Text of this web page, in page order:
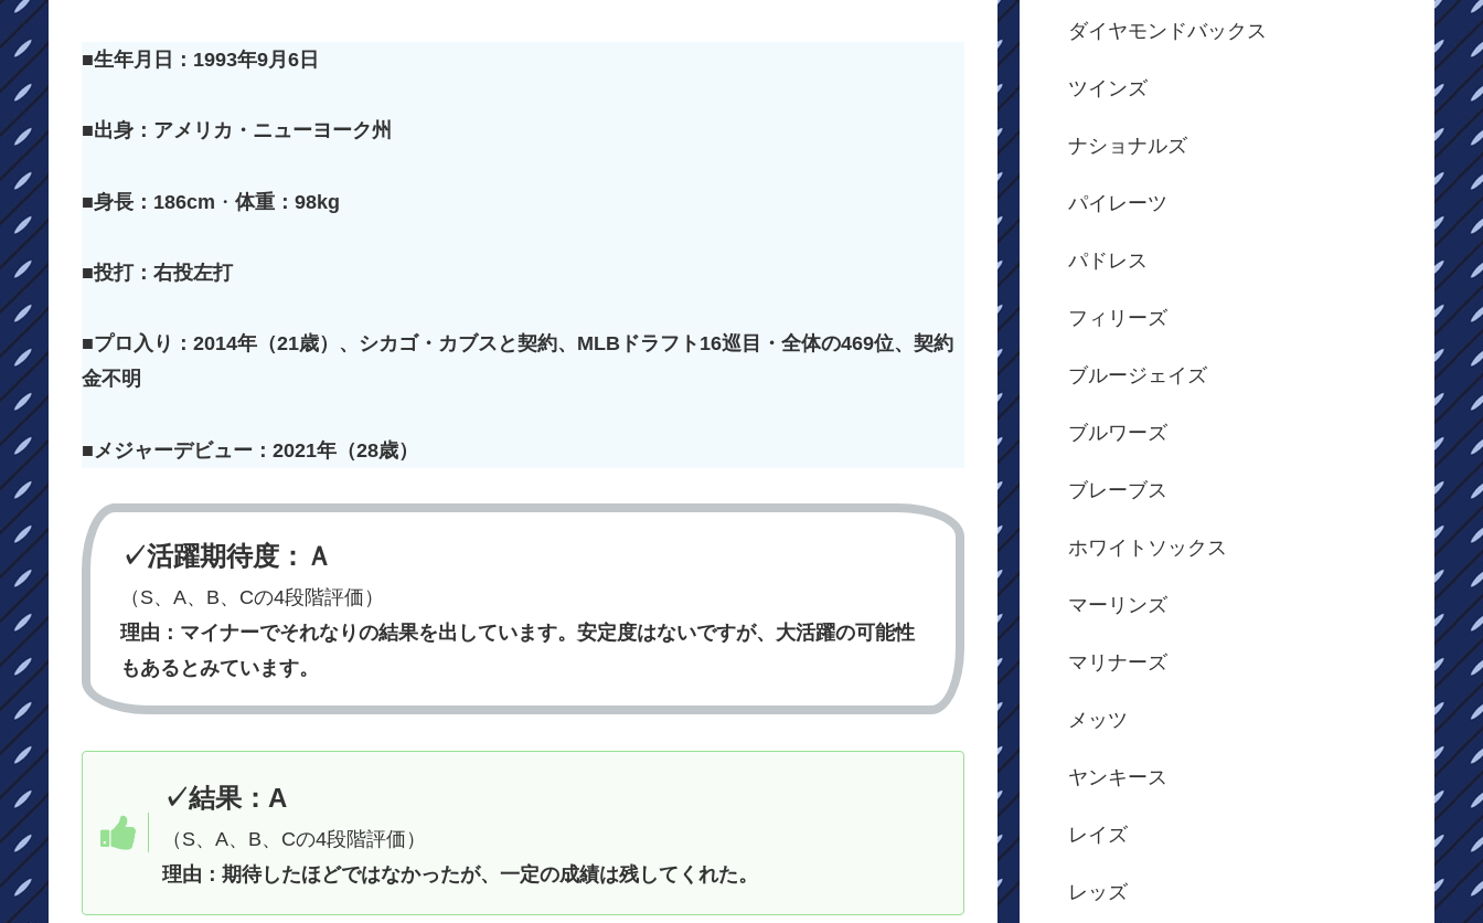
■生年月日：1993年9月6日
■出身：アメリカ・ニューヨーク州
■身長：186cm ・ 体重：98kg
■投打： 右投左打
■プロ入り：2014年（21歳）、シカゴ・カブスと契約、MLBドラフト16巡目・全体の469位、契約
金不明
■メジャーデビュー：2021年（28歳）
✓活躍期待度：Ａ
（S、A、B、Cの4段階評価）
理由：マイナーでそれなりの結果を出しています。安定度はないですが、大活躍の可能性
もあるとみています。
✓結果：A
（S、A、B、Cの4段階評価）
理由： 期待したほどではなかったが、一定の成績は残してくれた。
ダイヤモンドバックス
ツインズ
ナショナルズ
パイレーツ
パドレス
フィリーズ
ブルージェイズ
ブルワーズ
ブレーブス
ホワイトソックス
マーリンズ
マリナーズ
メッツ
ヤンキース
レイズ
レッズ